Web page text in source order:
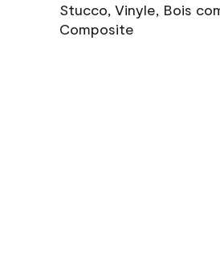
Stucco, Vinyle, Bois
Composite